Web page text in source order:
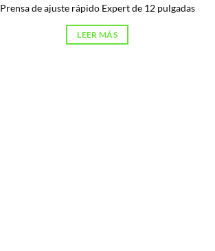
Prensa de ajuste rápido Expert de 12 pulgadas
LEER MÁS